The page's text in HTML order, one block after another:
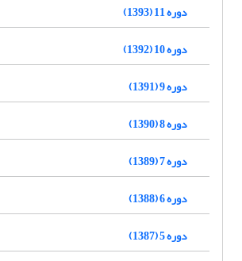
دوره 11 (1393)
دوره 10 (1392)
دوره 9 (1391)
دوره 8 (1390)
دوره 7 (1389)
دوره 6 (1388)
دوره 5 (1387)